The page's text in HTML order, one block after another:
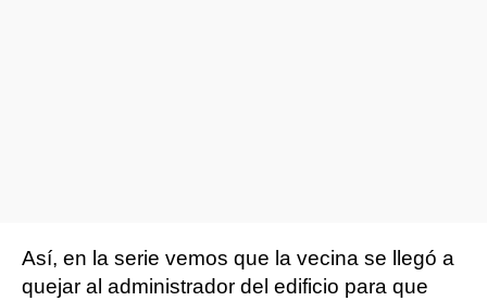
Así, en la serie vemos que la vecina se llegó a
quejar al administrador del edificio para que